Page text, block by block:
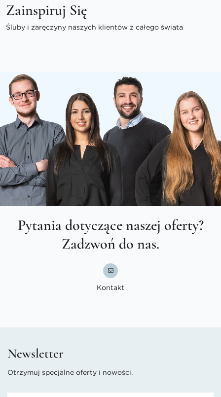
Zainspiruj Się
Śluby i zaręczyny naszych klientów z całego świata
Pytania dotyczące naszej oferty?
Zadzwoń do nas.
Kontakt
Newsletter
Otrzymuj specjalne oferty i nowości.